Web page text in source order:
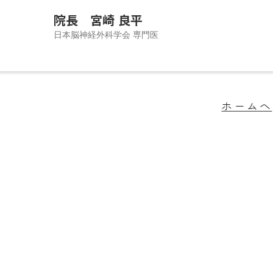
院長 宮崎 良平
日本脳神経外科学会 専門医
て最適な医療へつなぐことを大切に開業しました。と
ホームへ